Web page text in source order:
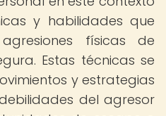
y habilidades que
físicas de
Estas técnicas se
y estrategias
del agresor